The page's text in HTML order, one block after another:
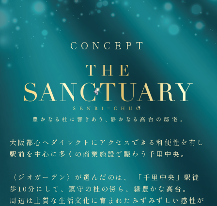
CONCEPT
大阪都心へダイレクトにアクセスできる利便性を有し
駅前を中心に多くの商業施設で賑わう千里中央。
〈ジオガーデン〉が選んだのは、 「千里中央」駅徒
歩10分にして、鎮守の杜の傍ら、緑豊かな高台。
周辺は上質な生活文化に育まれたみずみずしい感性が